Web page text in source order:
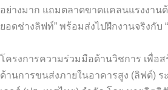
อย่างมาก แถมตลาดขาดแคลนแรงงานด้
ยอดช่างลิฟท์” พร้อมส่งไปฝึกงานจริงกับ
โครงการความร่วมมือด้านวิชการ เพื่อส
ด้านการขนส่งภายในอาคารสูง (ลิฟต์) ร